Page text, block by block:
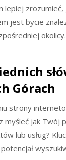
lepiej
jest bycie
okolicy.
Górach
strony
myśleć jak Twój
lub usług?